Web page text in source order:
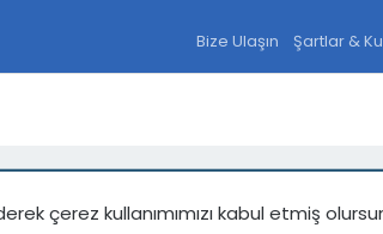
Bize Ulaşın Şartlar &
çerez kullanımımızı kabul etmiş